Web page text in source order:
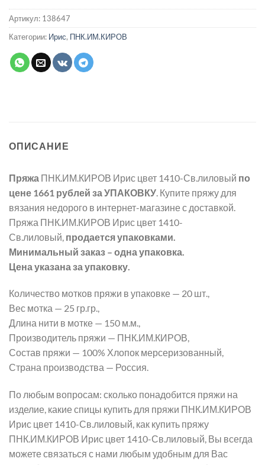
Артикул: 138647
Категории: Ирис, ПНК.ИМ.КИРОВ
ОПИСАНИЕ
Пряжа ПНК.ИМ.КИРОВ Ирис цвет 1410-Св.лиловый по
цене 1661 рублей за УПАКОВКУ . Купите пряжу для
вязания недорого в интернет-магазине с доставкой.
Пряжа ПНК.ИМ.КИРОВ Ирис цвет 1410-
Св.лиловый, продается упаковками.
Минимальный заказ – одна упаковка.
Цена указана за упаковку.
Количество мотков пряжи в упаковке — 20 шт.,
Вес мотка — 25 гр.гр.,
Длина нити в мотке — 150 м.м.,
Производитель пряжи — ПНК.ИМ.КИРОВ,
Состав пряжи — 100% Хлопок мерсеризованный,
Страна производства — Россия.
По любым вопросам: сколько понадобится пряжи на
изделие, какие спицы купить для пряжи ПНК.ИМ.КИРОВ
Ирис цвет 1410-Св.лиловый, как купить пряжу
ПНК.ИМ.КИРОВ Ирис цвет 1410-Св.лиловый, Вы всегда
можете связаться с нами любым удобным для Вас